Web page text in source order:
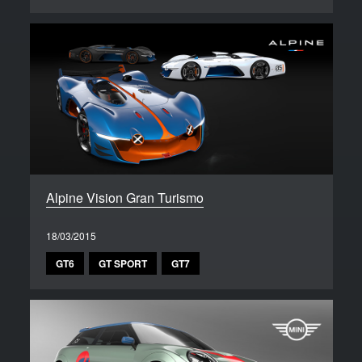
Alpine Vision Gran Turismo
18/03/2015
GT6 GT SPORT GT7